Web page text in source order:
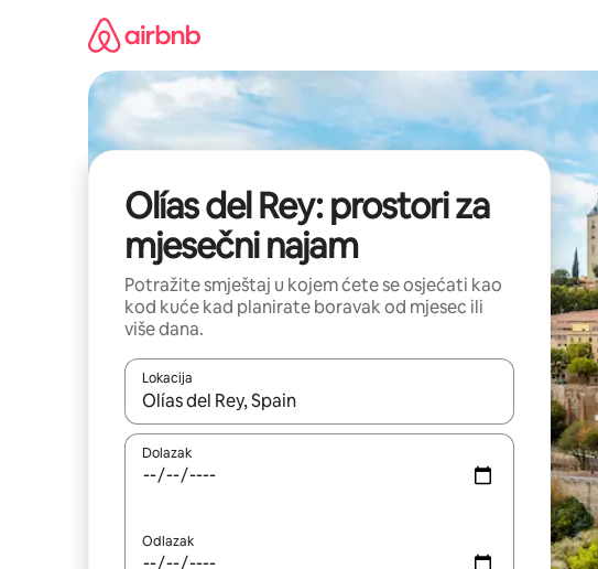
Olías del Rey: prostori za
mjesečni najam
Potražite smještaj u kojem ćete se osjećati kao
kod kuće kad planirate boravak od mjesec ili
više dana.
Lokacija
Kada budu dostupni rezultati, moći ćete ih pregledati koristeći
Dolazak
Odlazak